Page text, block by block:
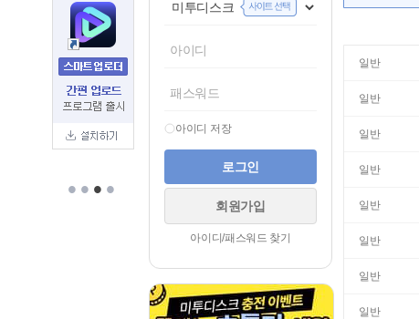
••••
아이디 저장
회원가입
아이디/패스워드 찾기
일반
일반
일반
일반
일반
일반
일반
일반